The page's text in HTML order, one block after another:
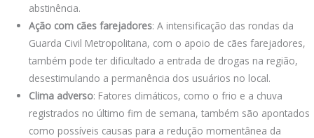
abstinência.
Ação com cães farejadores: A intensificação das rondas da
Guarda Civil Metropolitana, com o apoio de cães farejadores,
também pode ter dificultado a entrada de drogas na região,
desestimulando a permanência dos usuários no local.
Clima adverso: Fatores climáticos, como o frio e a chuva
registrados no último fim de semana, também são apontados
como possíveis causas para a redução momentânea da